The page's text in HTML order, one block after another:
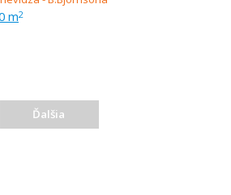
m2
Ďalšia